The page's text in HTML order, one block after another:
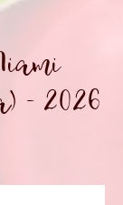
- 2026